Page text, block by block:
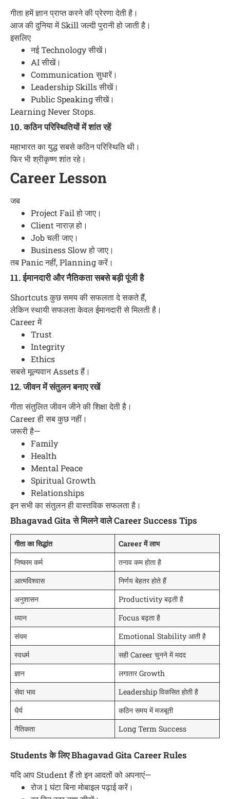
गीता हमें ज्ञान प्राप्त करने की प्रेरणा देती है।
आज की दुनिया में Skill जल्दी पुरानी हो जाती है।
इसलिए
नई Technology सीखें।
AI सीखें।
Communication सुधारें।
Leadership Skills सीखें।
Public Speaking सीखें।
Learning Never Stops.
10. कठिन परिस्थितियों में शांत रहें
महाभारत का युद्ध सबसे कठिन परिस्थिति थी।
फिर भी श्रीकृष्ण शांत रहे।
Career Lesson
जब
Project Fail हो जाए।
Client नाराज़ हो।
Job चली जाए।
Business Slow हो जाए।
तब Panic नहीं, Planning करें।
11. ईमानदारी और नैतिकता सबसे बड़ी पूंजी है
Shortcuts कुछ समय की सफलता दे सकते हैं,
लेकिन स्थायी सफलता केवल ईमानदारी से मिलती है।
Career में
Trust
Integrity
Ethics
सबसे मूल्यवान Assets हैं।
12. जीवन में संतुलन बनाए रखें
गीता संतुलित जीवन जीने की शिक्षा देती है।
Career ही सब कुछ नहीं।
जरूरी है—
Family
Health
Mental Peace
Spiritual Growth
Relationships
इन सभी का संतुलन ही वास्तविक सफलता है।
Bhagavad Gita से मिलने वाले Career Success Tips
गीता का सिद्धांत
Career में लाभ
निष्काम कर्म
तनाव कम होता है
आत्मविश्वास
निर्णय बेहतर होते हैं
अनुशासन
Productivity बढ़ती है
ध्यान
Focus बढ़ता है
संयम
Emotional Stability आती है
स्वधर्म
सही Career चुनने में मदद
ज्ञान
लगातार Growth
सेवा भाव
Leadership विकसित होती है
धैर्य
कठिन समय में मजबूती
नैतिकता
Long Term Success
Students के लिए Bhagavad Gita Career Rules
यदि आप Student हैं तो इन आदतों को अपनाएं—
रोज 1 घंटा बिना मोबाइल पढ़ाई करें।